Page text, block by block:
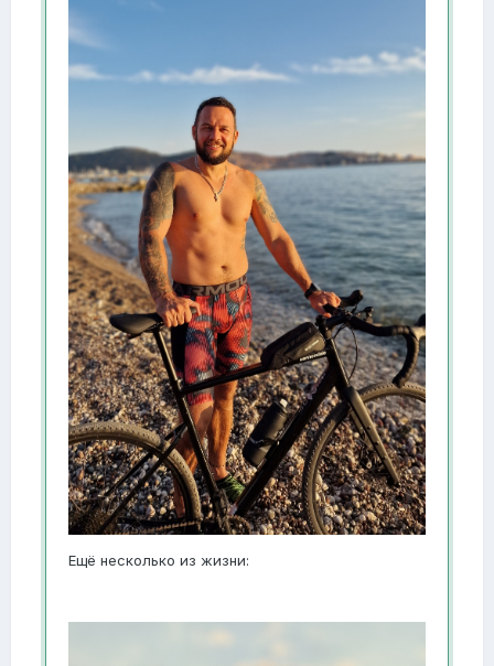
Ещё несколько из жизни: